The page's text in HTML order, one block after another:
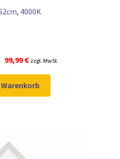
4000K
Ursprünglicher
war:
€
99,99€Aktueller
Preis
ist:
99,99 €.
zzgl. MwSt.
Warenkorb